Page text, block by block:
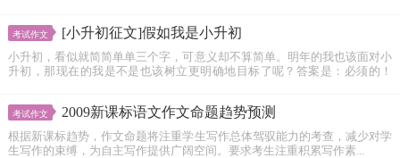
考试作文 [小升初征文]假如我是小升初
小升初，看似就简简单单三个字，可意义却不算简单。明年的我也该面对小
升初，那现在的我是不是也该树立更明确地目标了呢？答案是：必须的！
考试作文 2009新课标语文作文命题趋势预测
根据新课标趋势，作文命题将注重学生写作总体驾驭能力的考查，减少对学
生写作的束缚，为自主写作提供广阔空间。要求考生注重积累写作素...